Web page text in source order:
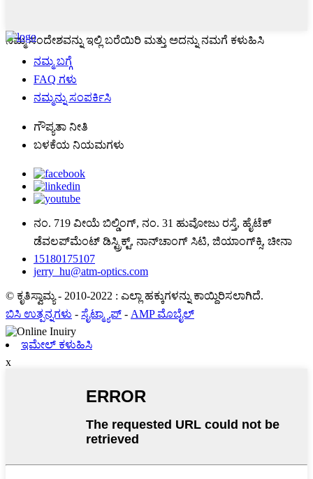
ನಿಮ್ಮ ಸಂದೇಶವನ್ನು ಇಲ್ಲಿ ಬರೆಯಿರಿ ಮತ್ತು ಅದನ್ನು ನಮಗೆ ಕಳುಹಿಸಿ
ನಮ್ಮ ಬಗ್ಗೆ
FAQ ಗಳು
ನಮ್ಮನ್ನು ಸಂಪರ್ಕಿಸಿ
ಗೌಪ್ಯತಾ ನೀತಿ
ಬಳಕೆಯ ನಿಯಮಗಳು
ನಂ. 719 ವೀಯೆ ಬಿಲ್ಡಿಂಗ್, ನಂ. 31 ಹುವೋಜು ರಸ್ತೆ, ಹೈಟೆಕ್
ಡೆವಲಪ್‌ಮೆಂಟ್ ಡಿಸ್ಟ್ರಿಕ್ಟ್, ನಾನ್‌ಚಾಂಗ್ ಸಿಟಿ, ಜಿಯಾಂಗ್‌ಕ್ಸಿ, ಚೀನಾ
15180175107
jerry_hu@atm-optics.com
© ಕೃತಿಸ್ವಾಮ್ಯ - 2010-2022 : ಎಲ್ಲಾ ಹಕ್ಕುಗಳನ್ನು ಕಾಯ್ದಿರಿಸಲಾಗಿದೆ.
ಬಿಸಿ ಉತ್ಪನ್ನಗಳು - ಸೈಟ್ಮ್ಯಾಪ್ - AMP ಮೊಬೈಲ್
ಇಮೇಲ್ ಕಳುಹಿಸಿ
x